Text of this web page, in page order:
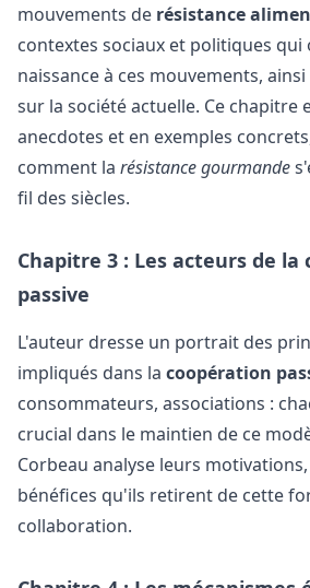
mouvements de résistance
contextes sociaux et politiques qui
naissance à ces mouvements,
sur la société actuelle. Ce chapitre
anecdotes et en exemples
comment la résistance gourmande
fil des siècles.
Chapitre 3 : Les acteurs de la
passive
L'auteur dresse un portrait des
impliqués dans la coopération
consommateurs, associations :
crucial dans le maintien de ce
Corbeau analyse leurs
bénéfices qu'ils retirent de cette
collaboration.